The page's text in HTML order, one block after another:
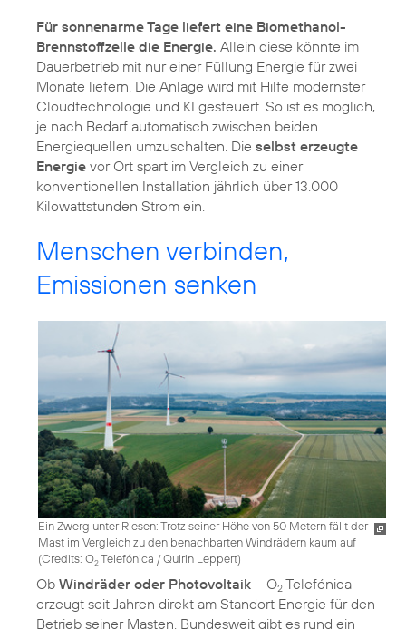
Für sonnenarme Tage liefert eine Biomethanol-
Brennstoffzelle die Energie. Allein diese könnte im
Dauerbetrieb mit nur einer Füllung Energie für zwei
Monate liefern. Die Anlage wird mit Hilfe modernster
Cloudtechnologie und KI gesteuert. So ist es möglich,
je nach Bedarf automatisch zwischen beiden
Energiequellen umzuschalten. Die selbst erzeugte
Energie vor Ort spart im Vergleich zu einer
konventionellen Installation jährlich über 13.000
Kilowattstunden Strom ein.
Menschen verbinden,
Emissionen senken
Ein Zwerg unter Riesen: Trotz seiner Höhe von 50 Metern fällt der
Mast im Vergleich zu den benachbarten Windrädern kaum auf
(Credits: O2Telefónica / Quirin Leppert)
Ob Windräder oder Photovoltaik – O2 Telefónica
erzeugt seit Jahren direkt am Standort Energie für den
Betrieb seiner Masten. Bundesweit gibt es rund ein